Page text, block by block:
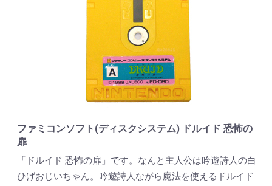
ファミコンソフト(ディスクシステム) ドルイド 恐怖の
扉
「ドルイド 恐怖の扉」です。なんと主人公は吟遊詩人の白
ひげおじいちゃん。吟遊詩人ながら魔法を使えるドルイド